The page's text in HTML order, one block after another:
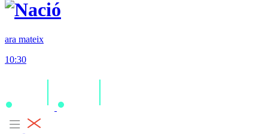
ara mateix
10:30